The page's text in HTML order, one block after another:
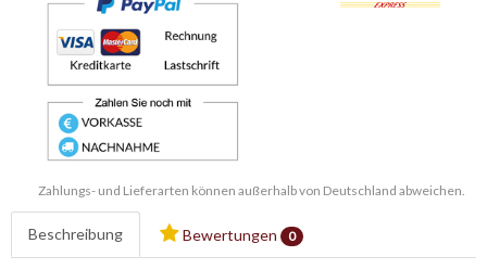
Zahlungs- und Lieferarten können außerhalb von Deutschland abweichen.
Beschreibung Bewertungen 0